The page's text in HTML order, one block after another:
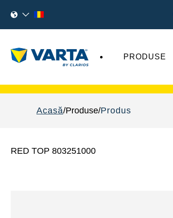
PRODUSE
Acasă Produse Produs
RED TOP 803251000